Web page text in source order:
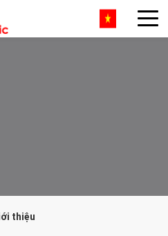
thiệu